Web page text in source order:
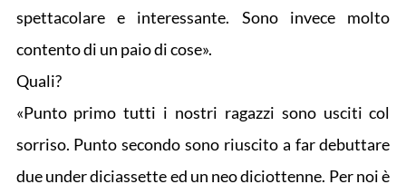
spettacolare e interessante. Sono invece molto
contento di un paio di cose».
Quali?
«Punto primo tutti i nostri ragazzi sono usciti col
sorriso. Punto secondo sono riuscito a far debuttare
due under diciassette ed un neo diciottenne. Per noi è